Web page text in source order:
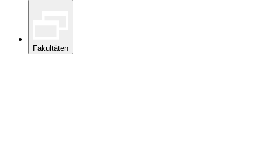
Fakultäten